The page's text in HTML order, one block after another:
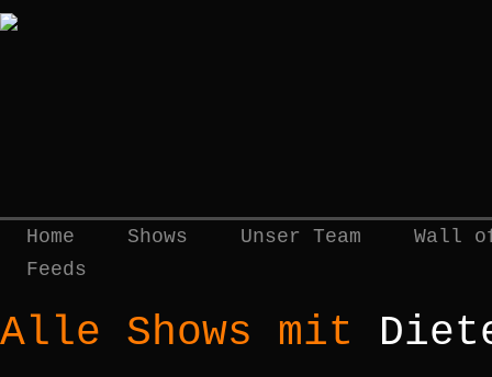
Home Shows Unser Team
Wall
Feeds
Alle Shows mit